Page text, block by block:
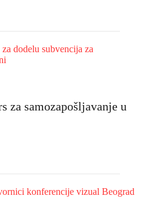
za samozapošljavanje u